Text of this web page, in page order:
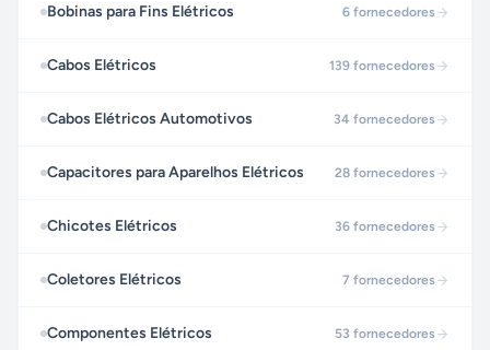
Bobinas para Fins Elétricos 6 fornecedores
Cabos Elétricos 139 fornecedores
Cabos Elétricos Automotivos 34 fornecedores
Capacitores para Aparelhos Elétricos 28 fornecedores
Chicotes Elétricos 36 fornecedores
Coletores Elétricos 7 fornecedores
Componentes Elétricos 53 fornecedores